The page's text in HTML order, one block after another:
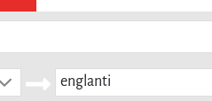
englanti